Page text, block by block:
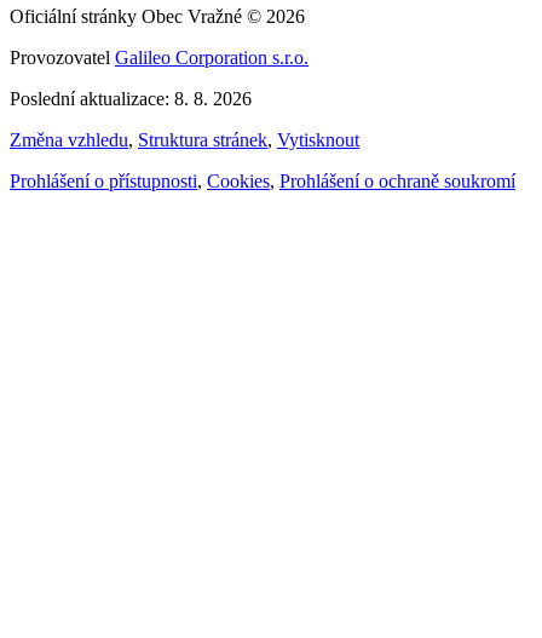
Oficiální stránky Obec Vražné © 2026
Provozovatel Galileo Corporation s.r.o.
Poslední aktualizace: 8. 8. 2026
Změna vzhledu, Struktura stránek, Vytisknout
Prohlášení o přístupnosti, Cookies, Prohlášení o ochraně soukromí